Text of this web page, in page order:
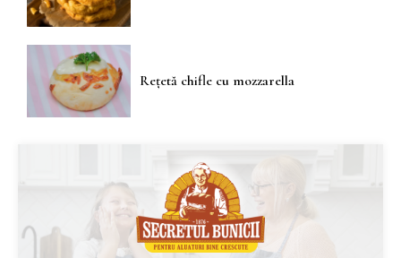
Rețetă chifle cu mozzarella